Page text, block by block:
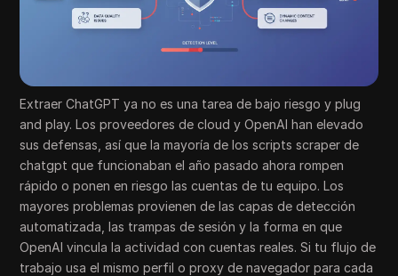
Extraer ChatGPT ya no es una tarea de bajo riesgo y plug
and play. Los proveedores de cloud y OpenAI han elevado
sus defensas, así que la mayoría de los scripts scraper de
chatgpt que funcionaban el año pasado ahora rompen
rápido o ponen en riesgo las cuentas de tu equipo. Los
mayores problemas provienen de las capas de detección
automatizada, las trampas de sesión y la forma en que
OpenAI vincula la actividad con cuentas reales. Si tu flujo de
trabajo usa el mismo perfil o proxy de navegador para cada